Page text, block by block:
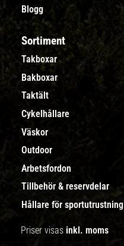
Blogg
Sortiment
Takboxar
Bakboxar
Taktält
Cykelhållare
Väskor
Outdoor
Arbetsfordon
Tillbehör & reservdelar
Hållare för sportutrustning
Priser visas inkl. moms